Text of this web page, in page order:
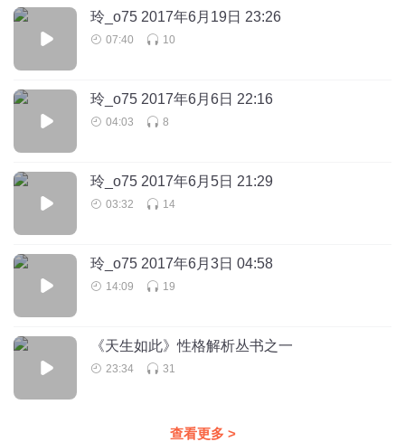
玲_o75 2017年6月19日 23:26
07:40 10
玲_o75 2017年6月6日 22:16
04:03 8
玲_o75 2017年6月5日 21:29
03:32 14
玲_o75 2017年6月3日 04:58
14:09 19
《天生如此》性格解析丛书之一
23:34 31
查看更多 >